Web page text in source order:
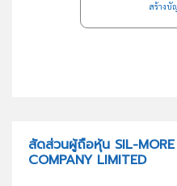
สร้างบั
สัดส่วนผู้ถือหุ้น SIL-
COMPANY LIMITED